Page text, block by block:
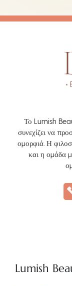
Το Lumish
συνεχίζει να
ομορφιά. Η
και η ομάδα
Lumish